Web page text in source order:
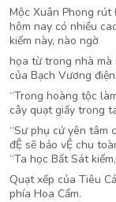
Mộc Xuân Phong
hôm nay có nhiều
kiếm này, nào ngờ
họa từ trong nhà mà
của Bạch Vương điện
“Trong hoàng tộc
cây quạt giấy trong
“Sư phụ cứ yên tâm
đỆ sẽ bảo vỆ chu
“Ta học Bất Sát
Quạt xếp của Tiêu
phía Hoa Cẩm.